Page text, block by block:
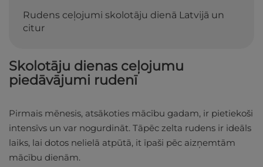
Rudens ceļojumi skolotāju dienā Latvijā un
citur
Skolotāju dienas ceļojumu
piedāvājumi rudenī
Pirmais mēnesis, atsākoties mācību gadam, ir pietiekoši
intensīvs un var nogurdināt. Tāpēc zelta rudens ir ideāls
laiks, lai dotos nelielā atpūtā, it īpaši pēc aizņemtām
mācību dienām.